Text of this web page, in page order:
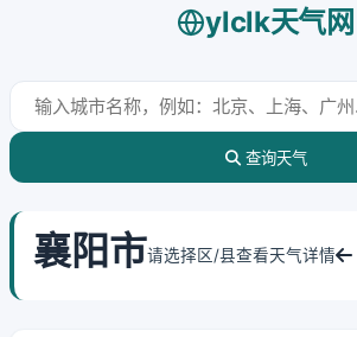
ylclk天气网
查询天气
襄阳市请选择区/县查看天气详情